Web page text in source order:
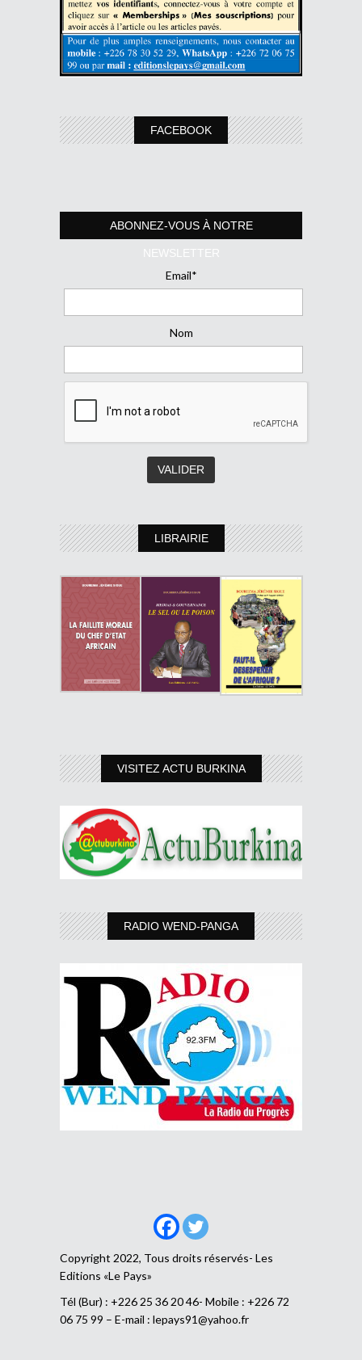
FACEBOOK
ABONNEZ-VOUS À NOTRE
NEWSLETTER
Email*
Nom
LIBRAIRIE
VISITEZ ACTU BURKINA
RADIO WEND-PANGA
Copyright 2022, Tous droits réservés- Les
Editions «Le Pays»
Tél (Bur) : +226 25 36 20 46- Mobile : +226 72
06 75 99 – E-mail : lepays91@yahoo.fr